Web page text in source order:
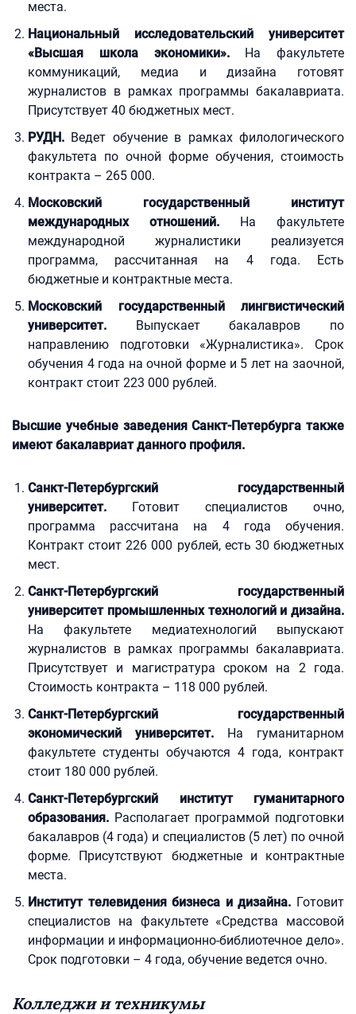
места.
Национальный исследовательский университет
«Высшая школа экономики».На факультете
коммуникаций, медиа и дизайна готовят
журналистов в рамках программы бакалавриата.
Присутствует 40 бюджетных мест.
РУДН. Ведет обучение в рамках филологического
факультета по очной форме обучения, стоимость
контракта – 265 000.
Московский государственный институт
международных отношений. На факультете
международной журналистики реализуется
программа, рассчитанная на 4 года. Есть
бюджетные и контрактные места.
Московский государственный лингвистический
университет. Выпускает бакалавров по
направлению подготовки «Журналистика». Срок
обучения 4 года на очной форме и 5 лет на заочной,
контракт стоит 223 000 рублей.
Высшие учебные заведения Санкт-Петербурга также
имеют бакалавриат данного профиля.
Санкт-Петербургский государственный
университет. Готовит специалистов очно,
программа рассчитана на 4 года обучения.
Контракт стоит 226 000 рублей, есть 30 бюджетных
мест.
Санкт-Петербургский государственный
университет промышленных технологий и дизайна.
На факультете медиатехнологий выпускают
журналистов в рамках программы бакалавриата.
Присутствует и магистратура сроком на 2 года.
Стоимость контракта – 118 000 рублей.
Санкт-Петербургский государственный
экономический университет. На гуманитарном
факультете студенты обучаются 4 года, контракт
стоит 180 000 рублей.
Санкт-Петербургский институт гуманитарного
образования. Располагает программой подготовки
бакалавров (4 года) и специалистов (5 лет) по очной
форме. Присутствуют бюджетные и контрактные
места.
Институт телевидения бизнеса и дизайна. Готовит
специалистов на факультете «Средства массовой
информации и информационно-библиотечное дело».
Срок подготовки – 4 года, обучение ведется очно.
Колледжи и техникумы